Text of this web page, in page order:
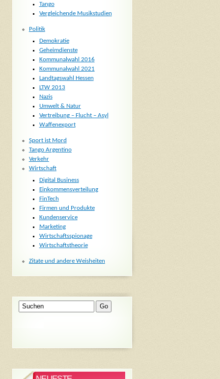
Tango
Vergleichende Musikstudien
Politik
Demokratie
Geheimdienste
Kommunalwahl 2016
Kommunalwahl 2021
Landtagswahl Hessen
LTW 2013
Nazis
Umwelt & Natur
Vertreibung – Flucht – Asyl
Waffenexport
Sport ist Mord
Tango Argentino
Verkehr
Wirtschaft
Digital Business
Einkommensverteilung
FinTech
Firmen und Produkte
Kundenservice
Marketing
Wirtschaftsspionage
Wirtschaftstheorie
Zitate und andere Weisheiten